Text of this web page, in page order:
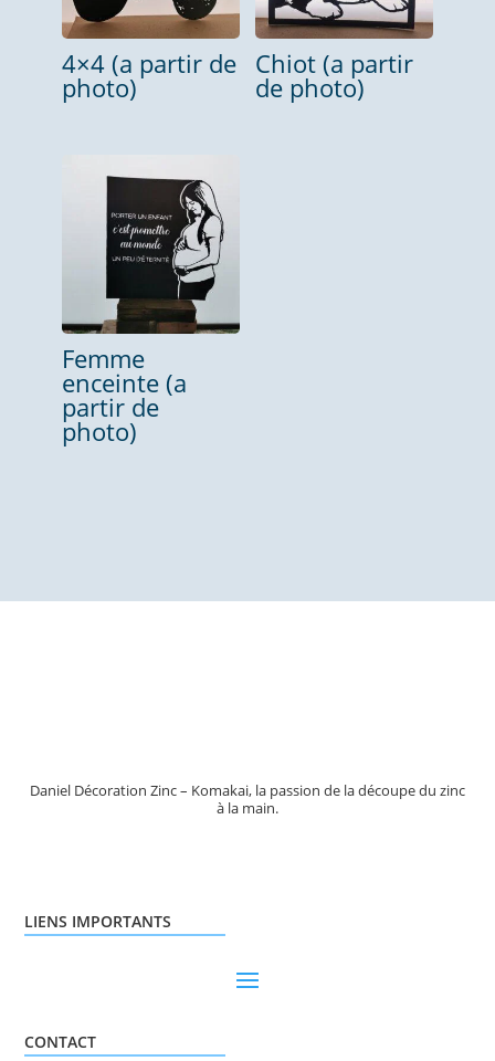
4×4 (a partir de
photo)
Chiot (a partir
de photo)
Femme
enceinte (a
partir de
photo)
Daniel Décoration Zinc – Komakai, la passion de la découpe du zinc
à la main.
LIENS IMPORTANTS
CONTACT